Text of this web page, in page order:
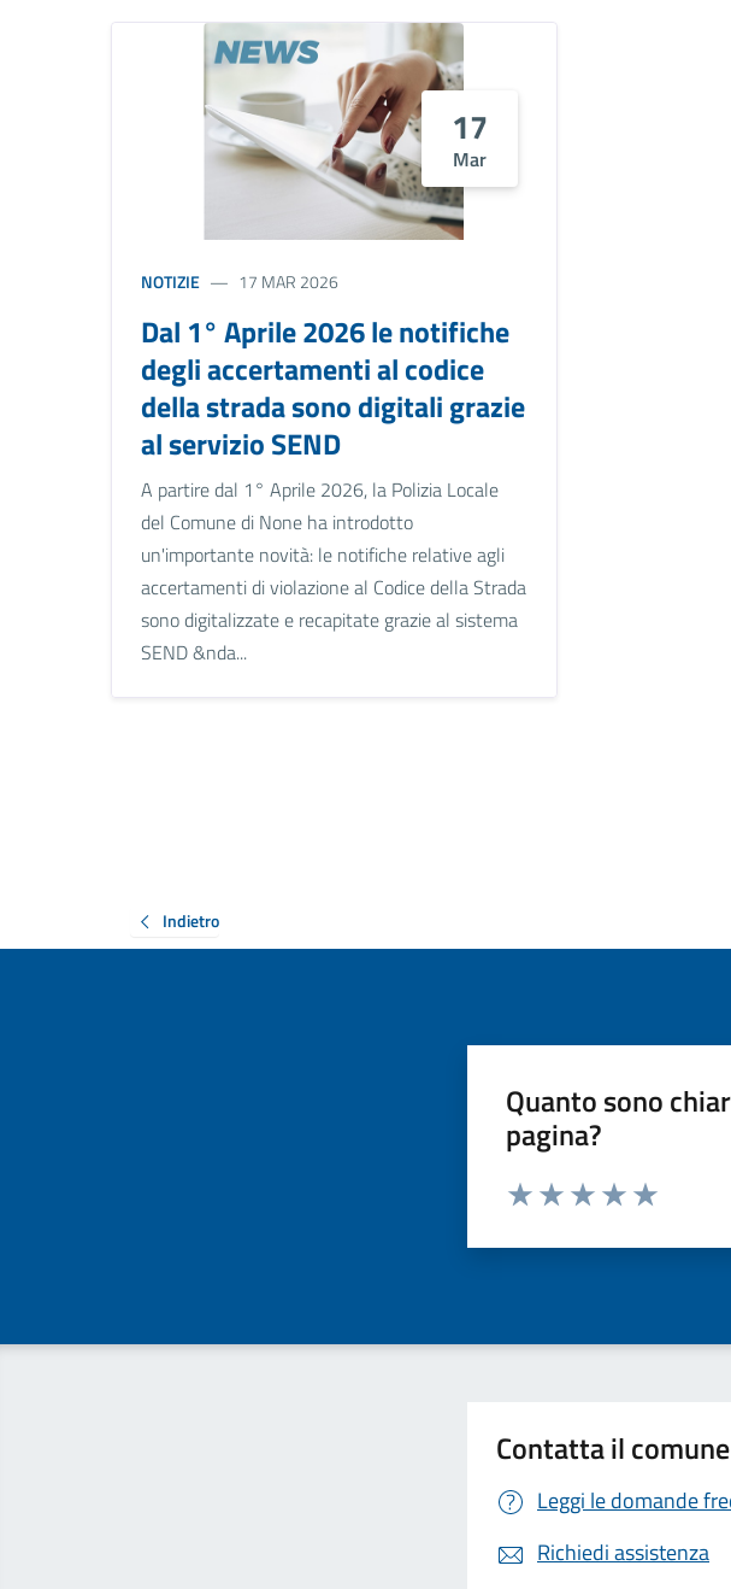
17
Mar
NOTIZIE 17 MAR 2026
Dal 1° Aprile 2026 le notifiche
degli accertamenti al codice
della strada sono digitali grazie
al servizio SEND
A partire dal 1° Aprile 2026, la Polizia Locale
del Comune di None ha introdotto
un'importante novità: le notifiche relative agli
accertamenti di violazione al Codice della Strada
sono digitalizzate e recapitate grazie al sistema
SEND &nda...
Indietro
Quanto sono
pagina?
Valuta da 1 a 5 stelle la pagina
Contatta il comune
Leggi le domande
Richiedi assistenza